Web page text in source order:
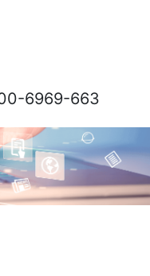
6969-663